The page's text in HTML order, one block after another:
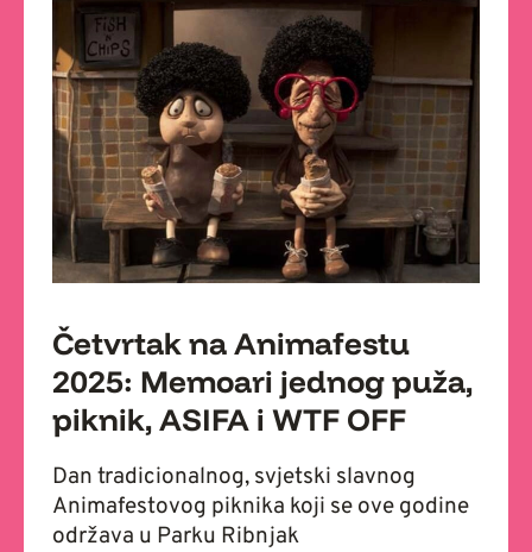
Četvrtak na Animafestu
2025: Memoari jednog puža,
piknik, ASIFA i WTF OFF
Dan tradicionalnog, svjetski slavnog
Animafestovog piknika koji se ove godine
održava u Parku Ribnjak